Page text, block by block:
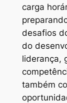
carga
desafios
do
liderança,
também